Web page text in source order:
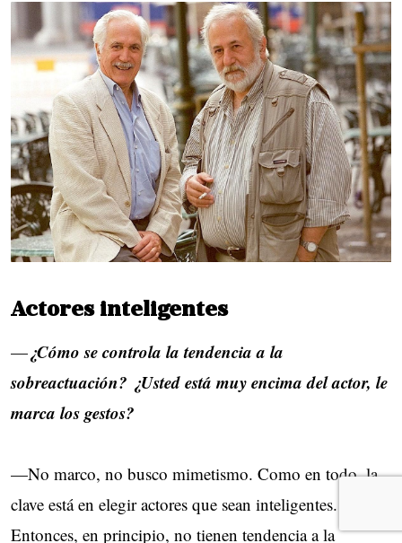
Actores inteligentes
—¿Cómo se controla la tendencia a la
sobreactuación? ¿Usted está muy encima del actor, le
marca los gestos?
—No marco, no busco mimetismo. Como en todo, la
clave está en elegir actores que sean inteligentes.
Entonces, en principio, no tienen tendencia a la